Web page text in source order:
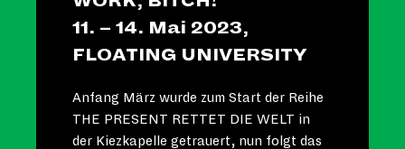
11. – 14. Mai 2023,
FLOATING UNIVERSITY
Anfang März wurde zum Start der Reihe
THE PRESENT RETTET DIE WELT in
der Kiezkapelle getrauert, nun folgt das